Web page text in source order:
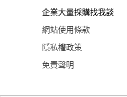
企業大量採購找我談
網站使用條款
隱私權政策
免責聲明